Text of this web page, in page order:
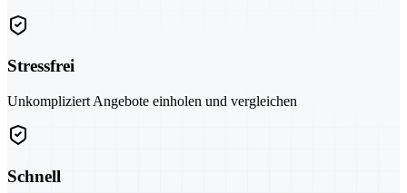
Stressfrei
Unkompliziert Angebote einholen und vergleichen
Schnell